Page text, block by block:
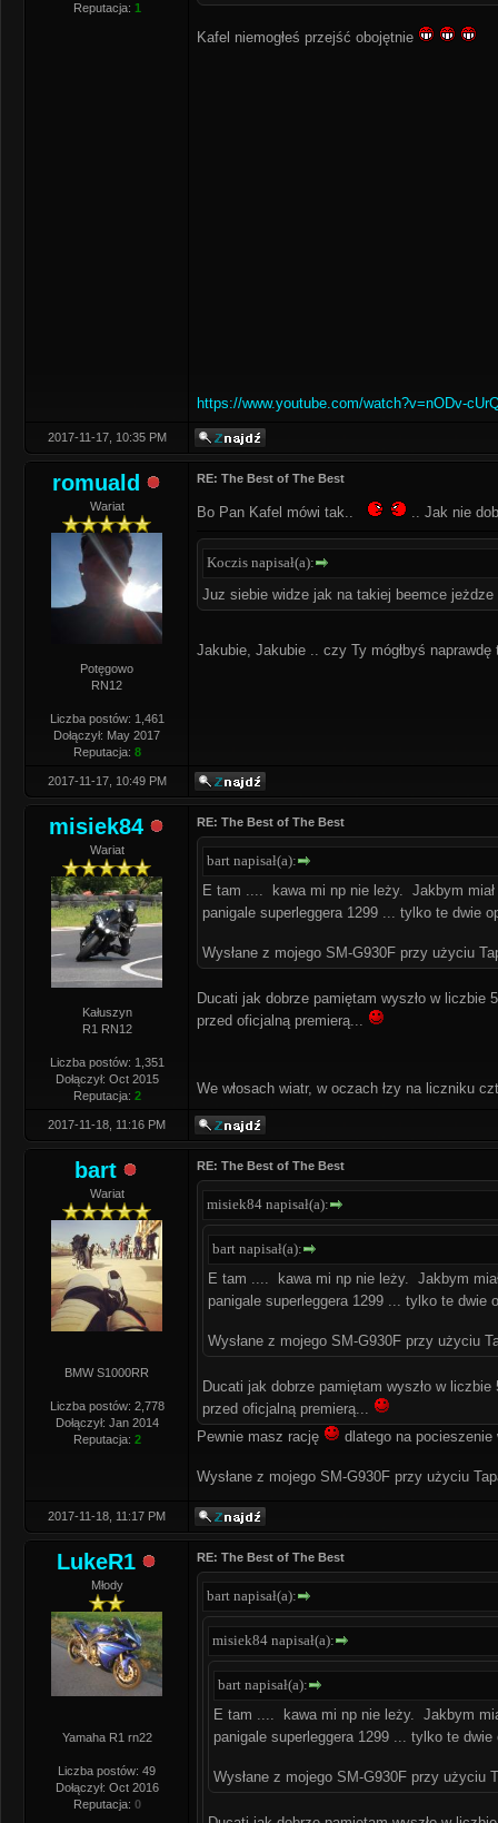
Reputacja: 1
Kafel niemogłeś przejść obojętnie
https://www.youtube.com/watch?v=nODv-
2017-11-17, 10:35 PM
romuald
Wariat
Potęgowo
RN12
Liczba postów: 1,461
Dołączył: May 2017
Reputacja: 8
RE: The Best of The Best
Bo Pan Kafel mówi tak.. .. Jak nie
Koczis napisał(a):
Juz siebie widze jak na takiej beemce
Jakubie, Jakubie .. czy Ty mógłbyś
2017-11-17, 10:49 PM
misiek84
Wariat
Kałuszyn
R1 RN12
Liczba postów: 1,351
Dołączył: Oct 2015
Reputacja: 2
RE: The Best of The Best
bart napisał(a):
E tam .... kawa mi np nie leży. Jakbym
panigale superleggera 1299 ... tylko te dwie
Wysłane z mojego SM-G930F przy użyciu
Ducati jak dobrze pamiętam wyszło w liczbie
przed oficjalną premierą...
We włosach wiatr, w oczach łzy na liczniku
2017-11-18, 11:16 PM
bart
Wariat
BMW S1000RR
Liczba postów: 2,778
Dołączył: Jan 2014
Reputacja: 2
RE: The Best of The Best
misiek84 napisał(a):
bart napisał(a):
E tam .... kawa mi np nie leży. Jakbym
panigale superleggera 1299 ... tylko te dwie
Wysłane z mojego SM-G930F przy użyciu
Ducati jak dobrze pamiętam wyszło w
przed oficjalną premierą...
Pewnie masz rację
dlatego na pocieszenie
Wysłane z mojego SM-G930F przy użyciu
2017-11-18, 11:17 PM
LukeR1
Młody
Yamaha R1 rn22
Liczba postów: 49
Dołączył: Oct 2016
Reputacja: 0
RE: The Best of The Best
bart napisał(a):
misiek84 napisał(a):
bart napisał(a):
E tam .... kawa mi np nie leży. Jakbym
panigale superleggera 1299 ... tylko te
Wysłane z mojego SM-G930F przy użyciu